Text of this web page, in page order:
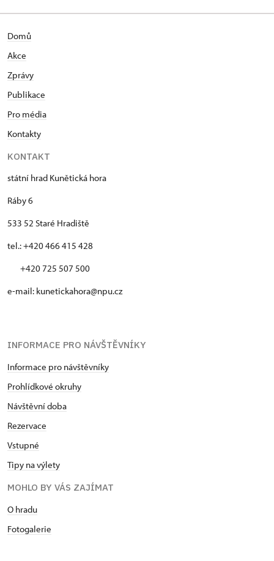
Domů
Akce
Zprávy
Publikace
Pro média
Kontakty
KONTAKT
státní hrad Kunětická hora
Ráby 6
533 52 Staré Hradiště
tel.: +420 466 415 428
+420 725 507 500
e-mail: kunetickahora@npu.cz
INFORMACE PRO NÁVŠTĚVNÍKY
Informace pro návštěvníky
Prohlídkové okruhy
Návštěvní doba
Rezervace
Vstupné
Tipy na výlety
MOHLO BY VÁS ZAJÍMAT
O hradu
Fotogalerie